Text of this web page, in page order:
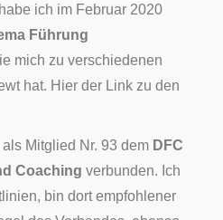
ich im Februar 2020
Führung
mich zu verschiedenen
hat. Hier der Link zu den
Mitglied Nr. 93 dem DFC
Coaching verbunden. Ich
bin dort empfohlener